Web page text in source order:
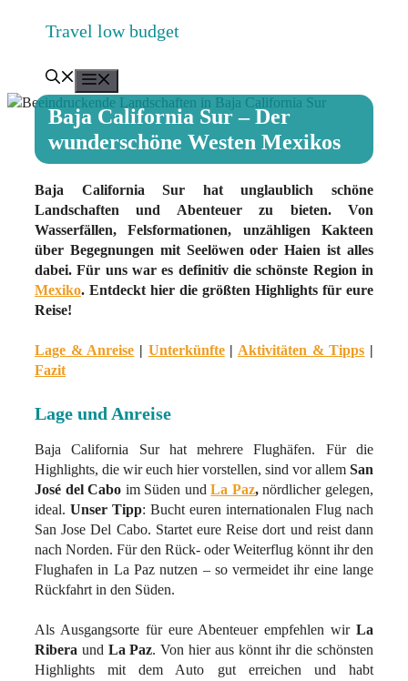
springen
Travel low budget
Baja California Sur – Der
wunderschöne Westen Mexikos
Baja California Sur hat unglaublich schöne
Landschaften und Abenteuer zu bieten. Von
Wasserfällen, Felsformationen, unzähligen Kakteen
über Begegnungen mit Seelöwen oder Haien ist alles
dabei. Für uns war es definitiv die schönste Region in
Mexiko. Entdeckt hier die größten Highlights für eure
Reise!
Lage & Anreise | Unterkünfte| Aktivitäten & Tipps |
Fazit
Lage und Anreise
Baja California Sur hat mehrere Flughäfen. Für die
Highlights, die wir euch hier vorstellen, sind vor allem San
José del Cabo im Süden undLa Paz,nördlicher gelegen,
ideal. Unser Tipp: Bucht euren internationalen Flug nach
San Jose Del Cabo. Startet eure Reise dort und reist dann
nach Norden. Für den Rück- oder Weiterflug könnt ihr den
Flughafen in La Paz nutzen – so vermeidet ihr eine lange
Rückfahrt in den Süden.
Als Ausgangsorte für eure Abenteuer empfehlen wir La
Ribera und La Paz. Von hier aus könnt ihr die schönsten
Highlights mit dem Auto gut erreichen und habt